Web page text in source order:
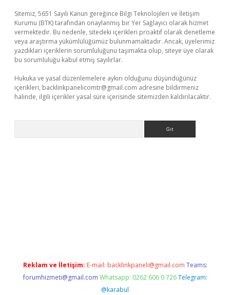
Sitemiz, 5651 Sayılı Kanun gereğince Bilgi Teknolojileri ve İletişim
Kurumu (BTK) tarafından onaylanmış bir Yer Sağlayıcı olarak hizmet
vermektedir. Bu nedenle, sitedeki içerikleri proaktif olarak denetleme
veya araştırma yükümlülüğümüz bulunmamaktadır. Ancak, üyelerimiz
yazdıkları içeriklerin sorumluluğunu taşımakta olup, siteye üye olarak
bu sorumluluğu kabul etmiş sayılırlar.
Hukuka ve yasal düzenlemelere aykırı olduğunu düşündüğünüz
içerikleri, backlinkpanelicomtr@gmail.com adresine bildirmeniz
halinde, ilgili içerikler yasal süre içerisinde sitemizden kaldırılacaktır.
Reklam ve İletişim: E-mail: backlinkpaneli@gmail.com Teams:
forumhizmeti@gmail.com Whatsapp: 0262 606 0 726 Telegram:
@karabul